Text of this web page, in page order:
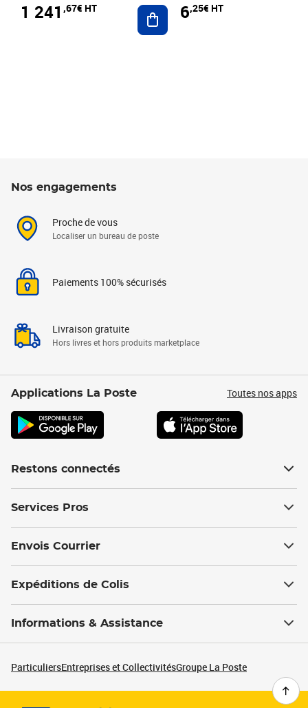
1 241 ,67€ HT Ajouter au panier
6,25€ HT
Nos engagements
Proche de vous
Localiser un bureau de poste
Paiements 100% sécurisés
Livraison gratuite
Hors livres et hors produits marketplace
Applications La Poste Toutes nos apps
Restons connectés
Services Pros
Envois Courrier
Expéditions de Colis
Informations & Assistance
ParticuliersEntreprises et CollectivitésGroupe La Poste